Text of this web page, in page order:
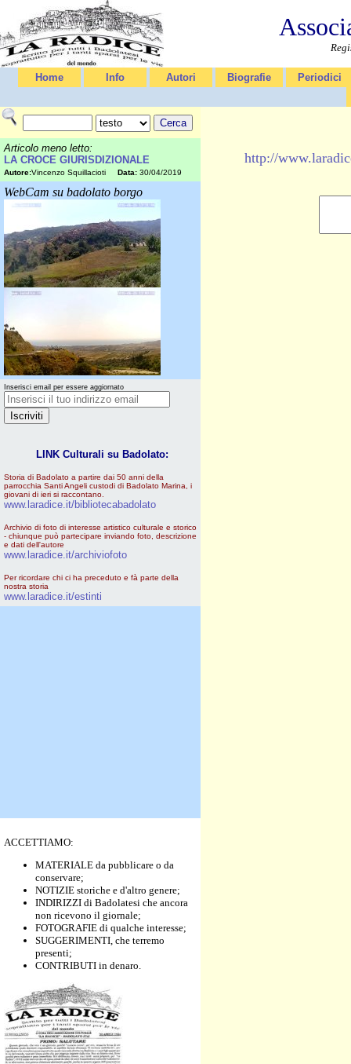
Home Info Autori Biografie Periodici
Articolo meno letto:
LA CROCE GIURISDIZIONALE
Autore:Vincenzo Squillacioti Data: 30/04/2019
WebCam su badolato borgo
Inserisci email per essere aggiornato
LINK Culturali su Badolato:
Storia di Badolato a partire dai 50 anni della
parrocchia Santi Angeli custodi di Badolato Marina, i
giovani di ieri si raccontano.
www.laradice.it/bibliotecabadolato
Archivio di foto di interesse artistico culturale e storico
- chiunque può partecipare inviando foto, descrizione
e dati dell'autore
www.laradice.it/archiviofoto
Per ricordare chi ci ha preceduto e fà parte della
nostra storia
www.laradice.it/estinti
ACCETTIAMO:
MATERIALE da pubblicare o da
conservare;
NOTIZIE storiche e d'altro genere;
INDIRIZZI di Badolatesi che ancora
non ricevono il giornale;
FOTOGRAFIE di qualche interesse;
SUGGERIMENTI, che terremo
presenti;
CONTRIBUTI in denaro.
http://